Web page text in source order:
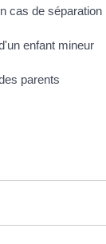
cas de séparation
enfant mineur
parents